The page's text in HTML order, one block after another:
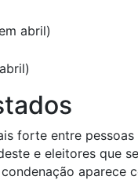
abril)
forte entre
e eleitores que
aparece